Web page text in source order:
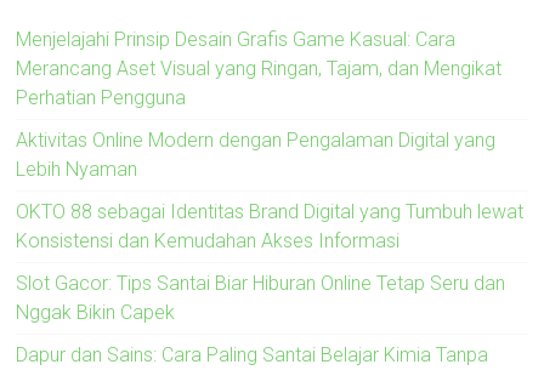
Menjelajahi Prinsip Desain Grafis Game Kasual: Cara
Merancang Aset Visual yang Ringan, Tajam, dan Mengikat
Perhatian Pengguna
Aktivitas Online Modern dengan Pengalaman Digital yang
Lebih Nyaman
OKTO 88 sebagai Identitas Brand Digital yang Tumbuh lewat
Konsistensi dan Kemudahan Akses Informasi
Slot Gacor: Tips Santai Biar Hiburan Online Tetap Seru dan
Nggak Bikin Capek
Dapur dan Sains: Cara Paling Santai Belajar Kimia Tanpa